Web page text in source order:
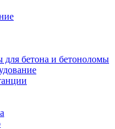
бетона и бетоноломы